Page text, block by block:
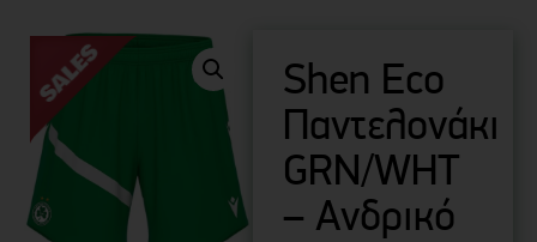
Shen Eco
Παντελονάκι
GRN/WHT
– Ανδρικό